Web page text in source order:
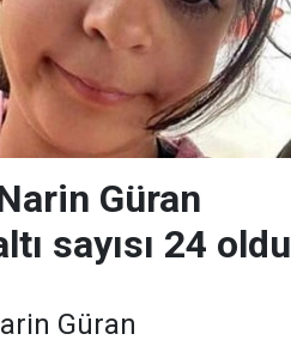
Güran
sayısı 24 oldu
Güran